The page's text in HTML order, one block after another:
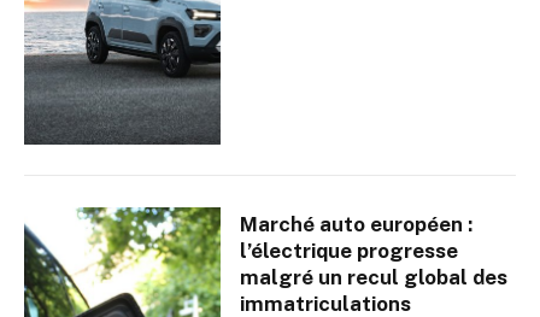
Marché auto européen :
l’électrique progresse
malgré un recul global des
immatriculations